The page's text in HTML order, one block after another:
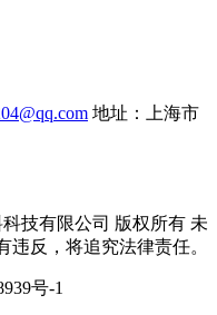
地址：上海市
技有限公司 版权所有 未
反，将追究法律责任。
号-1